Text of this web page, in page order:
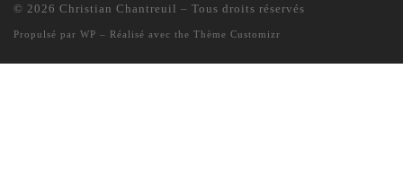
© 2026 Christian Chantreuil – Tous droits réservés
Propulsé par WP – Réalisé avec the Thème Customizr